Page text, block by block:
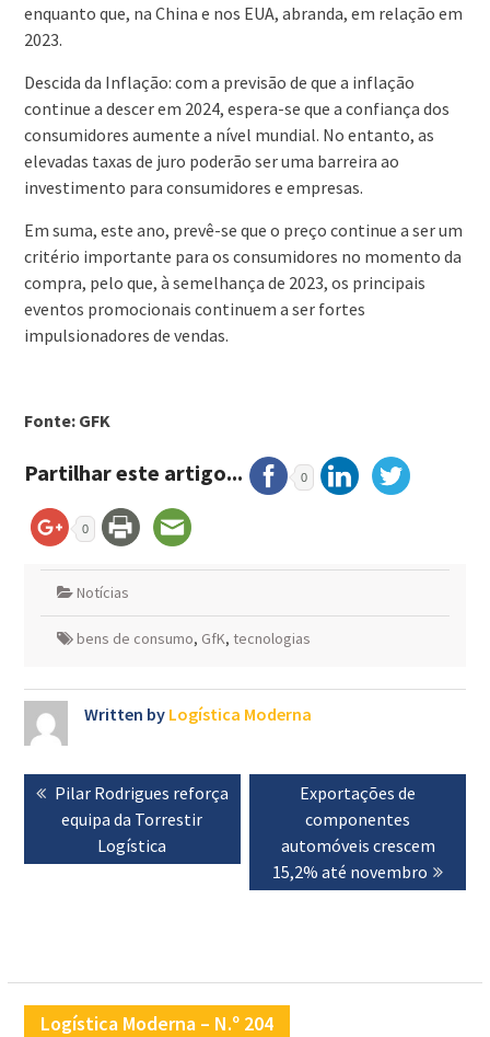
enquanto que, na China e nos EUA, abranda, em relação em
2023.
Descida da Inflação: com a previsão de que a inflação
continue a descer em 2024, espera-se que a confiança dos
consumidores aumente a nível mundial. No entanto, as
elevadas taxas de juro poderão ser uma barreira ao
investimento para consumidores e empresas.
Em suma, este ano, prevê-se que o preço continue a ser um
critério importante para os consumidores no momento da
compra, pelo que, à semelhança de 2023, os principais
eventos promocionais continuem a ser fortes
impulsionadores de vendas.
Fonte: GFK
Partilhar este artigo... 0
0
Notícias
bens de consumo, GfK, tecnologias
Written by Logística Moderna
Navegação
de
artigos
Previous
post:
Pilar Rodrigues reforça
equipa da Torrestir
Logística
Next
post:
Exportações de
componentes
automóveis crescem
15,2% até novembro
Logística Moderna – N.º 204